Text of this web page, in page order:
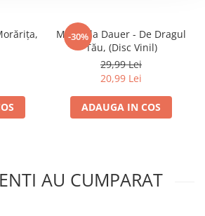
-30%
Mirabela Dauer - De Dragul
Tău, (Disc Vinil)
29,99 Lei
20,99 Lei
ADAUGA IN COS
AU CUMPARAT